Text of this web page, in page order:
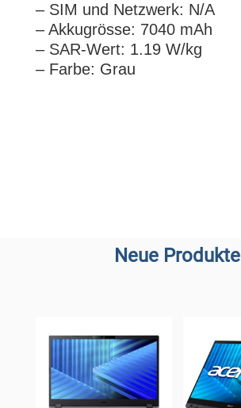
– SIM und Netzwerk: N/A
– Akkugrösse: 7040 mAh
– SAR-Wert: 1.19 W/kg
– Farbe: Grau
Neue Produkte